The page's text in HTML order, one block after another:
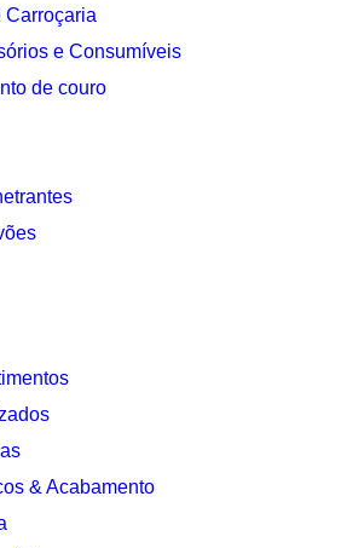
Carroçaria
e Consumíveis
de couro
& Acabamento